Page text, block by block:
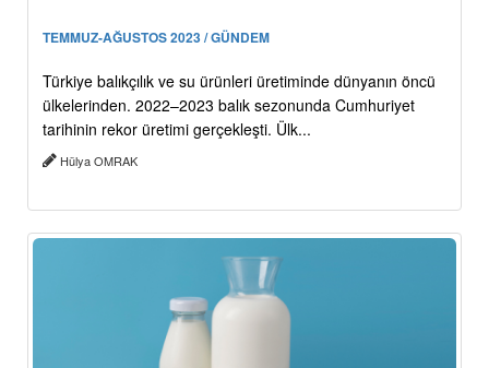
TEMMUZ-AĞUSTOS 2023 / GÜNDEM
Türkiye balıkçılık ve su ürünleri üretiminde dünyanın öncü
ülkelerinden. 2022–2023 balık sezonunda Cumhuriyet
tarihinin rekor üretimi gerçekleşti. Ülk...
Hülya OMRAK